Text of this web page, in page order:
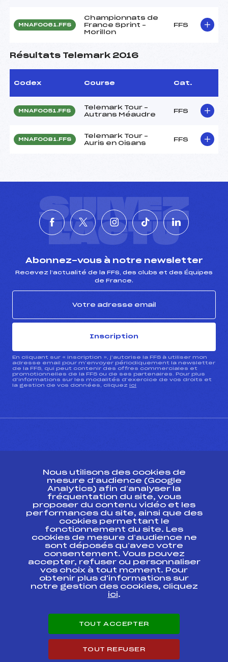
MNAF0061.FFS
Championnats de
France Sprint –
Morillon
FFS
Résultats Telemark 2016
Codex Course Cat.
MNAF0051.FFS
Telemark Tour –
Autrans Méaudre
FFS
MNAF0081.FFS
Telemark Tour –
Auris en Oisans
FFS
SUIVEZ
L'ACTU
Abonnez-vous à notre newsletter
Recevez l’actualité de la FFS, des clubs et des Équipes
de France.
Inscription
En cliquant sur « inscription », j’autorise la FFS à utiliser mon
adresse email pour m’envoyer périodiquement la newsletter
de la FFS, qui peut contenir des offres commerciales et
promotionnelles de la FFS ou de ses partenaires. Pour plus
d’informations sur les modalités d’exercice de vos droits et
la gestion de vos données, cliquez ici
ESPACE PRESSE
Ressources
Pass’Neige
Projet sportif fédéral
Projet de performance fédéral
Antidopage
Pôle Développement, Formation, Suivi
Scientifique
Listes ministérielles
Pôle vie de l’athlète
Carrières
Nous utilisons des cookies de
mesure d’audience (Google
Analytics) afin d’analyser la
fréquentation du site, vous
proposer du contenu vidéo et les
performances du site, ainsi que des
cookies permettant le
fonctionnement du site. Les
cookies de mesure d’audience ne
sont déposés qu’avec votre
consentement. Vous pouvez
accepter, refuser ou personnaliser
vos choix à tout moment. Pour
obtenir plus d'informations sur
notre gestion des cookies, cliquez
ici.
TOUT ACCEPTER
TOUT REFUSER